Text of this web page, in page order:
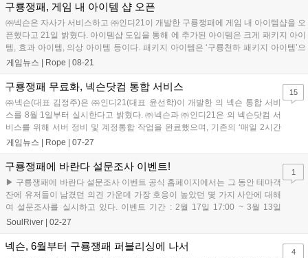
구룡쟁패, 게임 내 아이템 샵 오픈
㈜넥슨은 자사가 서비스하고 ㈜인디21이 개발한 구룡쟁패에 게임 내 아이템샵을 오
픈했다고 21일 밝혔다. 아이템샵 도입을 통해 에 추가된 아이템은 크게 패키지 아이
템, 효과 아이템, 의상 아이템 등이다. 패키지 아이템은 ‘구룡천하 패키지 아이템’으
로서 ‘구룡천하 상...
게임뉴스 | Rope 08-21
구룡쟁패 무료화, 넥슨닷컴 통합 서비스
㈜넥슨(대표 김정주)은 ㈜인디21(대표 윤선학)이 개발한 의 넥슨 통합 서비
스를 8월 1일부터 실시한다고 밝혔다. ㈜넥슨과 ㈜인디21은 의 넥슨닷컴 서
비스를 위해 서버 정비 및 계정통합 작업을 완료했으며, 기존의 ‘매일 2시간
무료이용제’에서 24시간 무료화를 선언하는...
게임뉴스 | Rope 07-27
15
구룡쟁패에 바란다 설문조사 이벤트!
▶ 구룡쟁패에 바란다 설문조사 이벤트 공식 홈페이지에서는 그 동안 테마객
잔에 유저들이 남겼던 의견 가운데 가장 호응이 높았던 몇 가지 사안에 대해
여 설문조사를 실시하고 있다. 이벤트 기간 : 2월 17일 17:00 ~ 3월 13일
17:00 당첨자 ...
SoulRiver 02-27
1
넥슨, 6월부터 구룡쟁패 퍼블리싱에 나서 4